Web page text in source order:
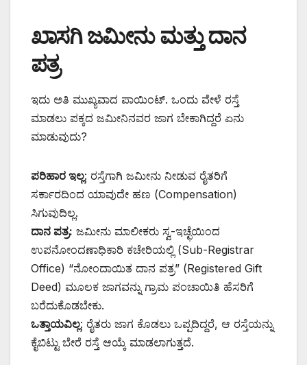
ಖಾಸಗಿ ಜಮೀನು ಮತ್ತು ದಾನ
ಪತ್ರ
ಇದು ಅತಿ ಮುಖ್ಯವಾದ ಪಾಯಿಂಟ್. ಒಂದು ವೇಳೆ ರಸ್ತೆ
ಮಾಡಲು ಪಕ್ಕದ ಜಮೀನಿನವರ ಜಾಗ ಬೇಕಾಗಿದ್ದರೆ ಏನು
ಮಾಡುವುದು?
ಪರಿಹಾರ ಇಲ್ಲ: ರಸ್ತೆಗಾಗಿ ಜಮೀನು ನೀಡುವ ರೈತರಿಗೆ
ಸರ್ಕಾರದಿಂದ ಯಾವುದೇ ಹಣ (Compensation)
ಸಿಗುವುದಿಲ್ಲ.
ದಾನ ಪತ್ರ: ಜಮೀನು ಮಾಲೀಕರು ಸ್ವ-ಇಚ್ಛೆಯಿಂದ
ಉಪನೋಂದಣಾಧಿಕಾರಿ ಕಚೇರಿಯಲ್ಲಿ (Sub-Registrar
Office) “ನೋಂದಾಯಿತ ದಾನ ಪತ್ರ” (Registered Gift
Deed) ಮೂಲಕ ಜಾಗವನ್ನು ಗ್ರಾಮ ಪಂಚಾಯಿತಿ ಹೆಸರಿಗೆ
ಬರೆದುಕೊಡಬೇಕು.
ಒತ್ತಾಯವಿಲ್ಲ: ರೈತರು ಜಾಗ ಕೊಡಲು ಒಪ್ಪದಿದ್ದರೆ, ಆ ರಸ್ತೆಯನ್ನು
ಕೈಬಿಟ್ಟು ಬೇರೆ ರಸ್ತೆ ಆಯ್ಕೆ ಮಾಡಲಾಗುತ್ತದೆ.